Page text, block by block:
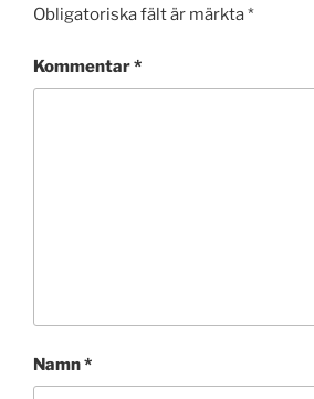
Obligatoriska fält är märkta*
Kommentar*
Namn*